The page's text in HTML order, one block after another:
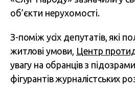
об’єкти нерухомості.
З-поміж усіх депутатів, які
житлові умови, Центр
увагу на обранців з
фігурантів журналістських